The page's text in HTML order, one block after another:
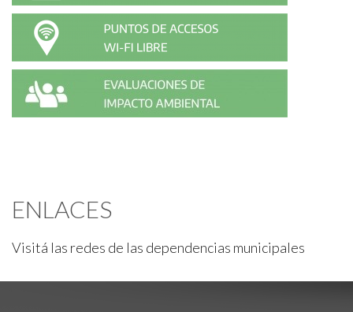
ENLACES
Visitá las redes de las dependencias municipales